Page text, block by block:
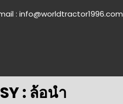
: info@worldtractor1996.com
: ล้อนำ